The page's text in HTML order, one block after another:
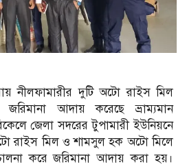
নীলফামারীর দুটি অটো রাইস মিল
আদায় করেছে ভ্রাম্যমান
জেলা সদরের টুপামারী ইউনিয়নে
রাইস মিল ও শামসুল হক অটো মিলে
করে জরিমানা আদায় করা হয়।